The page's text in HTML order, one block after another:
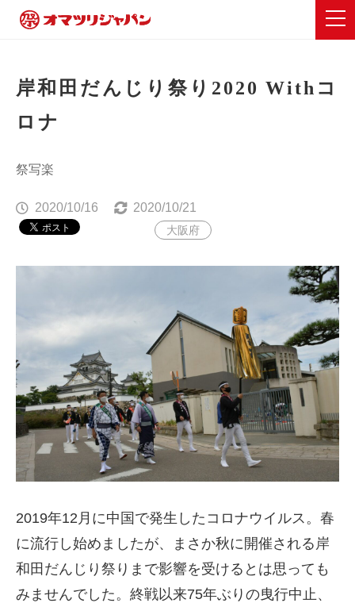
岸和田だんじり祭り2020 Withコ
ロナ
祭写楽
2020/10/16 2020/10/21
大阪府
2019年12月に中国で発生したコロナウイルス。春
に流行し始めましたが、まさか秋に開催される岸
和田だんじり祭りまで影響を受けるとは思っても
みませんでした。終戦以来75年ぶりの曳行中止、